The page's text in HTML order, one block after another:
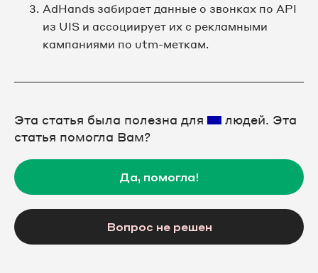
AdHands забирает данные о звонках по API
из UIS и ассоциирует их с рекламными
кампаниями по utm-меткам.
Эта статья была полезна для
людей. Эта
статья помогла Вам?
Да, помогла!
Вопрос не решен